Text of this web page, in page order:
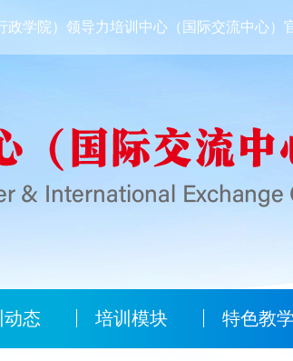
学院）领导力培训中心（国际交流中心）
动态 培训模块 特色教学